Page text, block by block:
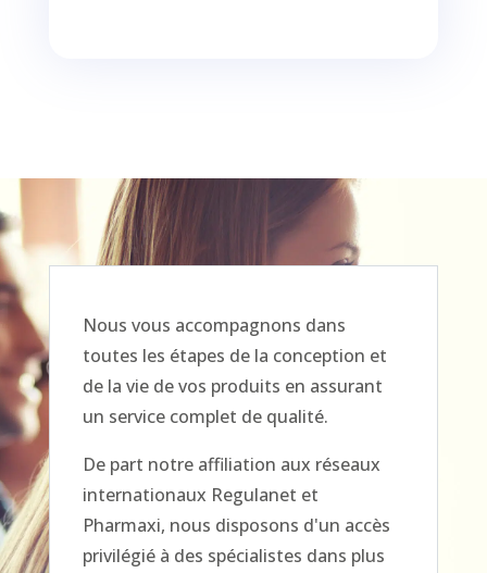
Nous vous accompagnons dans
toutes les étapes de la conception et
de la vie de vos produits en assurant
un service complet de qualité.
De part notre affiliation aux réseaux
internationaux Regulanet et
Pharmaxi, nous disposons d'un accès
privilégié à des spécialistes dans plus